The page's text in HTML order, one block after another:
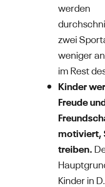
werden
zwei
weniger
im Rest
Kinder
Freude
motiviert,
treiben.
Kinder in